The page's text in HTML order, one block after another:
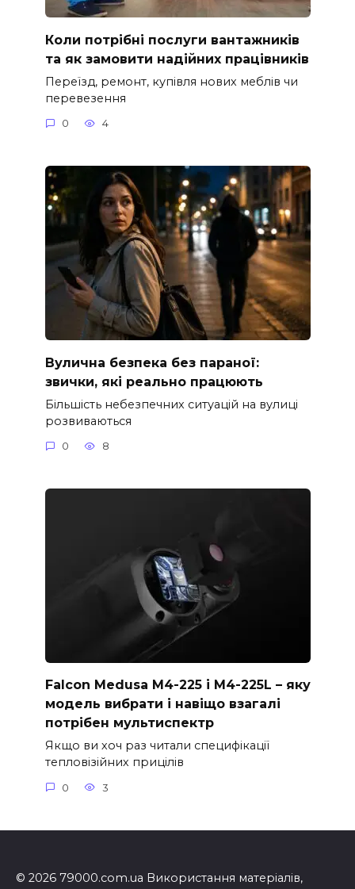
Коли потрібні послуги вантажників
та як замовити надійних працівників
Переїзд, ремонт, купівля нових меблів чи
перевезення
0 4
Вулична безпека без параної:
звички, які реально працюють
Більшість небезпечних ситуацій на вулиці
розвиваються
0 8
Falcon Medusa M4-225 і M4-225L – яку
модель вибрати і навіщо взагалі
потрібен мультиспектр
Якщо ви хоч раз читали специфікації
тепловізійних прицілів
0 3
© 2026 79000.com.ua Використання матеріалів,